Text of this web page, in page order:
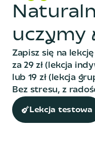
Naturaln
uczymy
Zapisz się na
za 29 zł (lekcja
lub 19 zł (lekcja
Bez stresu, z
Lekcja testowa